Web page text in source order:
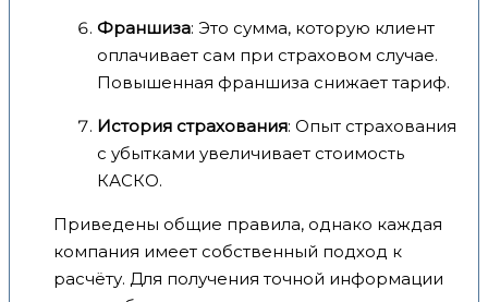
Франшиза: Это сумма, которую клиент
оплачивает сам при страховом случае.
Повышенная франшиза снижает тариф.
История страхования: Опыт страхования
с убытками увеличивает стоимость
КАСКО.
Приведены общие правила, однако каждая
компания имеет собственный подход к
расчёту. Для получения точной информации